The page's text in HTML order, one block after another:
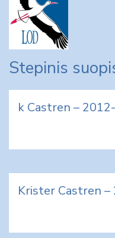
content
Stepinis
k Castren –
Krister Castren